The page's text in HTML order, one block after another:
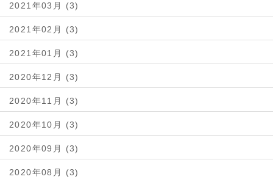
2021年03月 (3)
2021年02月 (3)
2021年01月 (3)
2020年12月 (3)
2020年11月 (3)
2020年10月 (3)
2020年09月 (3)
2020年08月 (3)